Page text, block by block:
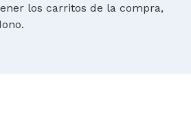
los carritos de la compra,